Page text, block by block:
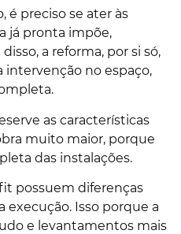
é preciso se ater às
já pronta impõe,
a reforma, por si só,
no espaço,
as características
muito maior, porque
das instalações.
possuem diferenças
execução. Isso porque a
e levantamentos mais